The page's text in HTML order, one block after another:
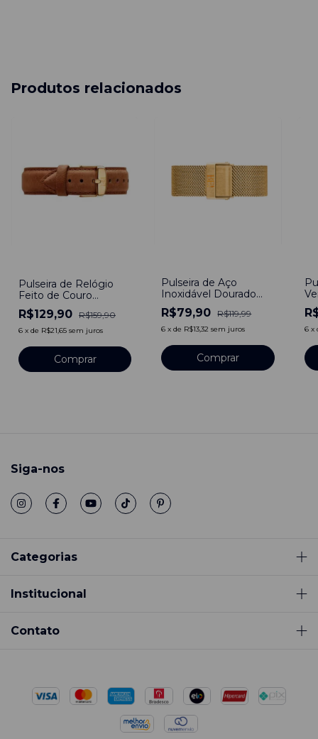
Produtos relacionados
Pulseira de Relógio
Feito de Couro
Marrom 20mm
R$129,90 R$159,90
6 x de R$21,65 sem juros
Comprar
Pulseira de Aço
Inoxidável Dourado
20mm Engate Rápido
R$79,90 R$119,99
6 xde R$13,32 sem juros
Comprar
6 x
Siga-nos
Categorias
Institucional
Contato